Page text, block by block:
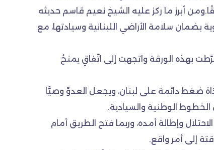
أبرز ما ركز عليه الشيخ نعيم قاسم حديثه
بضمان سلامة الأراضي اللبنانية وسيادتها، مع
بهذه الورقة واتجهت إلى اتّفاقٍ يمنحُ
ضغط دائمة على لبنان، ويجعل العدوّ وصيًّا
الوطنية والسيادية.
وإطالة أمده، وربما فتح الطريق أمام
إلى أمر واقع.